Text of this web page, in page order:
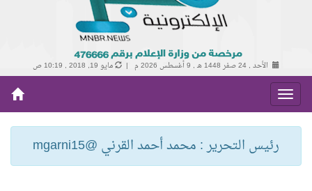
الأحد , 24 صفر 1448 هـ , 9 أغسطس 2026 م | مايو 19, 2018 , 10:19 ص
رئيس التحرير : محمد أحمد القرني @mgarni15